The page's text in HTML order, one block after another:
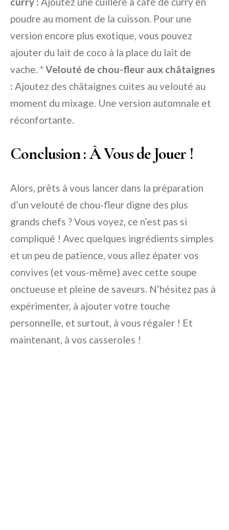
poudre au moment de la cuisson. Pour une
version encore plus exotique, vous pouvez
ajouter du lait de coco à la place du lait de
vache. *Velouté de chou-fleur aux châtaignes
: Ajoutez des châtaignes cuites au velouté au
moment du mixage. Une version automnale et
réconfortante.
Conclusion : À Vous de Jouer !
Alors, prêts à vous lancer dans la préparation
d’un velouté de chou-fleur digne des plus
grands chefs ? Vous voyez, ce n’est pas si
compliqué ! Avec quelques ingrédients simples
et un peu de patience, vous allez épater vos
convives (et vous-même) avec cette soupe
onctueuse et pleine de saveurs. N’hésitez pas à
expérimenter, à ajouter votre touche
personnelle, et surtout, à vous régaler ! Et
maintenant, à vos casseroles !